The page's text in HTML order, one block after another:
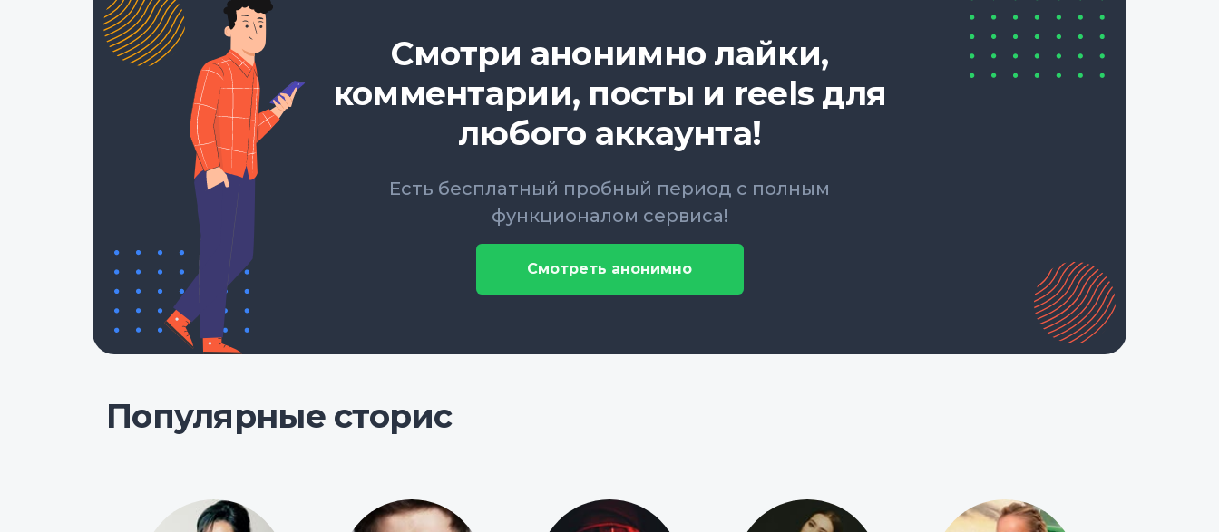
Смотри анонимно лайки,
комментарии, посты и reels для
любого аккаунта!
Есть бесплатный пробный период с полным
функционалом сервиса!
Смотреть анонимно
Популярные сторис